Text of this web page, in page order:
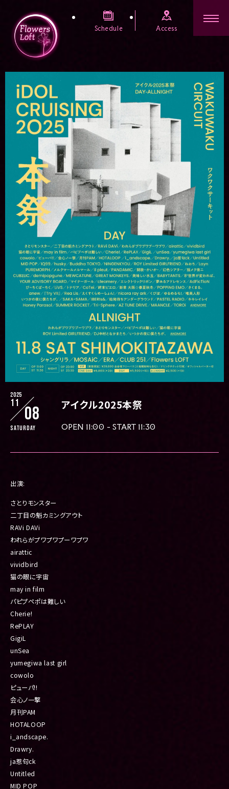
Schedule Access
2025
11
08
Saturday
アイクル2025本祭
OPEN 11:00 - START 11:30
出演:
さとりモンスター
二丁目の魁カミングアウト
RAVi DAVi
われらがプワプワプーワプワ
airattic
vividbird
猫の眼に宇宙
may in film
パピプペポは難しい
Cherie!
RePLAY
GigiL
unSea
yumegiwa last girl
cowolo
ピューパ!!
会心ノ一撃
月刊PAM
HOTALOOP
i_andscape.
Drawry.
ja惹句ck
Untitled
MID POP